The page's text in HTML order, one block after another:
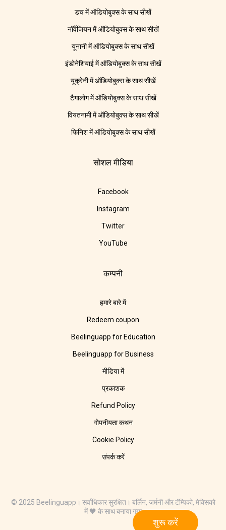
शुरू करें
डच में ऑडियोबुक्स के साथ सीखें
नॉर्वेजियन में ऑडियोबुक्स के साथ सीखें
यूनानी में ऑडियोबुक्स के साथ सीखें
इंडोनेशियाई में ऑडियोबुक्स के साथ सीखें
यूक्रेनी में ऑडियोबुक्स के साथ सीखें
टैगालोग में ऑडियोबुक्स के साथ सीखें
वियतनामी में ऑडियोबुक्स के साथ सीखें
फिनिश में ऑडियोबुक्स के साथ सीखें
सोशल मीडिया
Facebook
Instagram
Twitter
YouTube
कम्पनी
हमारे बारे में
Redeem coupon
Beelinguapp for Education
Beelinguapp for Business
मीडिया में
प्रकाशक
Refund Policy
गोपनीयता कथन
Cookie Policy
संपर्क करें
© 2025 Beelinguapp। सर्वाधिकार सुरक्षित। बर्लिन, जर्मनी और टॅम्पिको, मेक्सिको
में 🧡 के साथ बनाया गया